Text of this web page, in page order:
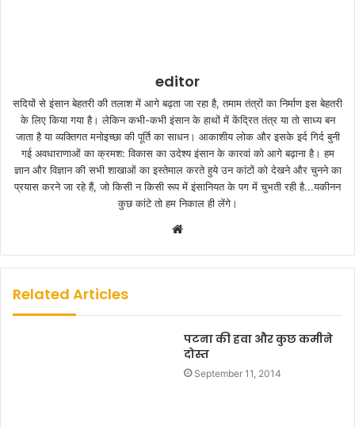
editor
सदियों से इंसान बेहतरी की तलाश में आगे बढ़ता जा रहा है, तमाम तंत्रों का निर्माण इस बेहतरी
के लिए किया गया है। लेकिन कभी-कभी इंसान के हाथों में केंद्रित तंत्र या तो साध्य बन
जाता है या व्यक्तिगत मनोइच्छा की पूर्ति का साधन। आकाशीय लोक और इसके इर्द गिर्द बुनी
गई अवधाराणाओं का क्रमश: विकास का उदेश्य इंसान के कारवां को आगे बढ़ाना है। हम
ज्ञान और विज्ञान की सभी शाखाओं का इस्तेमाल करते हुये उन कांटों को देखने और चुनने का
प्रयास करने जा रहे हैं, जो किसी न किसी रूप में इंसानियत के पग में चुभती रही है...यकीनन
कुछ कांटे तो हम निकाल ही लेंगे।
b
e
Related Articles
पटना की हवा और कुछ कमीने
दोस्त
September 11, 2014